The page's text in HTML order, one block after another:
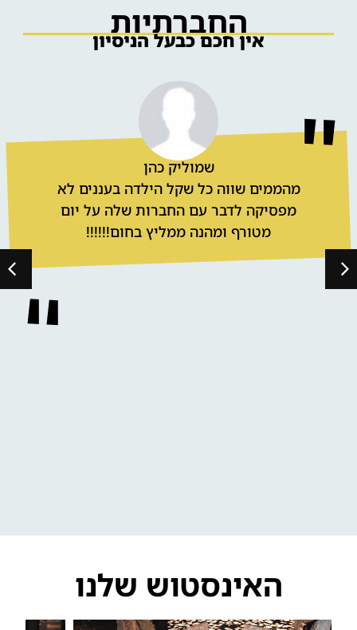
החברתיות
אין חכם כבעל הניסיון
שמוליק כהן
מהממים שווה כל שקל הילדה בעננים לא
מפסיקה לדבר עם החברות שלה על יום
מטורף ומהנה ממליץ בחום!!!!!!
האינסטוש שלנו